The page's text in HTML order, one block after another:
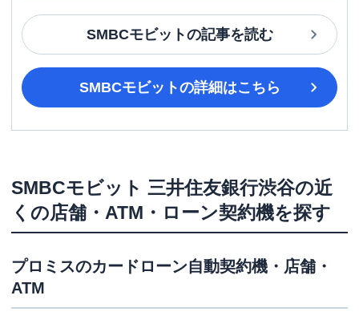
SMBCモビットの記事を読む
SMBCモビットの詳細はこちら
SMBCモビット 三井住友銀行渋谷の近
くの店舗・ATM・ローン契約機を探す
プロミスのカードローン自動契約機・店舗・
ATM